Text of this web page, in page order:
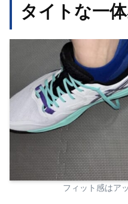
タイトな一
フィット感はア